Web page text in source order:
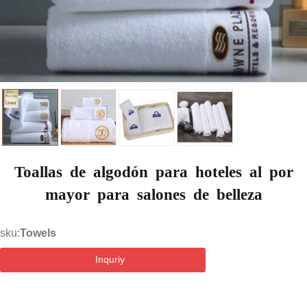
Toallas de algodón para hoteles al por
mayor para salones de belleza
sku:Towels
Inquriy